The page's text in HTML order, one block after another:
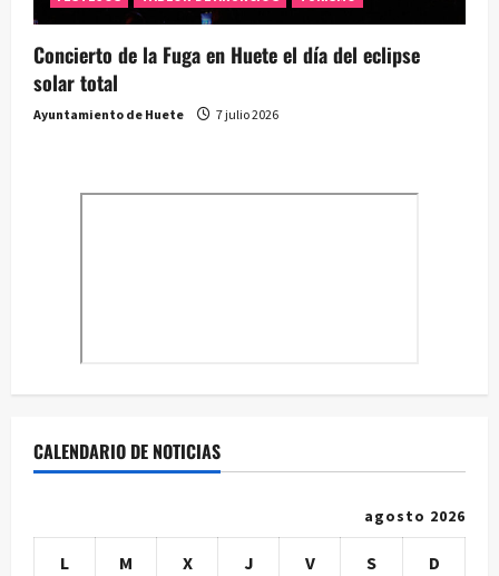
Concierto de la Fuga en Huete el día del eclipse
solar total
Ayuntamiento de Huete 7 julio 2026
CALENDARIO DE NOTICIAS
agosto 2026
L M X J V S D